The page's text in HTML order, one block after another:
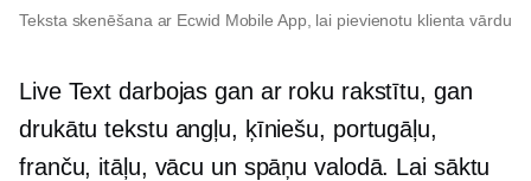
Teksta skenēšana ar Ecwid Mobile App, lai pievienotu klienta vārdu
Live Text darbojas gan ar roku rakstītu, gan
drukātu tekstu angļu, ķīniešu, portugāļu,
franču, itāļu, vācu un spāņu valodā. Lai sāktu